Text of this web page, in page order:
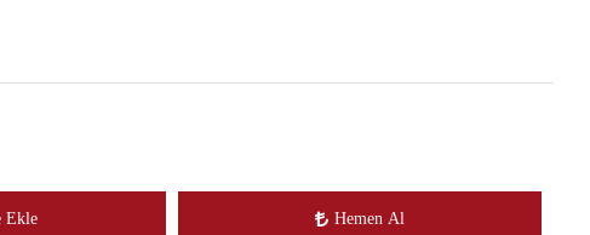
Ekle Hemen Al